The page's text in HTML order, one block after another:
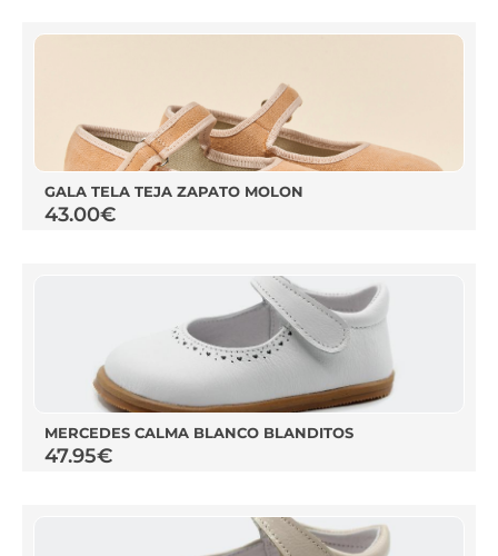
GALA TELA TEJA ZAPATO MOLON
43.00€
MERCEDES CALMA BLANCO BLANDITOS
47.95€